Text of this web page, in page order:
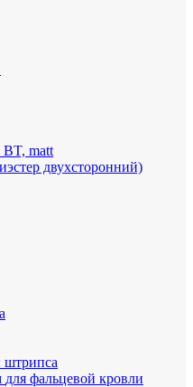
BT, matt
двухсторонний)
штрипса
для фальцевой кровли